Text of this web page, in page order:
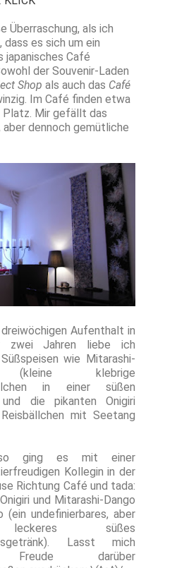
Überraschung, als ich
es sich um ein
japanisches Café
der Souvenir-Laden
Shop als auch das Café
Im Café finden etwa
Platz. Mir gefällt das
aber dennoch gemütliche
Aufenthalt in
zwei Jahren liebe ich
wie Mitarashi-
(kleine klebrige
in einer süßen
und die pikanten Onigiri
mit Seetang
ging es mit einer
Kollegin in der
Richtung Café und tada:
und Mitarashi-Dango
(ein undefinierbares, aber
süßes
Lasst mich
darüber